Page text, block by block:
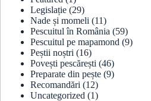
Legislație (29)
Nade și momeli (11)
Pescuitul în România (59)
Pescuitul pe mapamond (9)
Peștii noștri (16)
Povești pescărești (46)
Preparate din pește (9)
Recomandări (12)
Uncategorized (1)